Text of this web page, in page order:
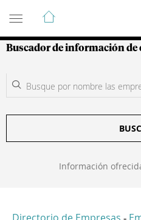
Guía de Empresas
Buscador de información de
Información